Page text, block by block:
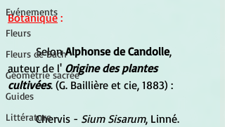
Evénements
Fleurs
Fleurs de Bach
Géométrie sacrée
Guides
Littérature
Botanique :
	Selon
Alphonse de Candolle,
auteur de l' Origine des plantes
cultivées. (G. Baillière et cie, 1883) :
	Chervis -
Sium Sisarum, Linné.